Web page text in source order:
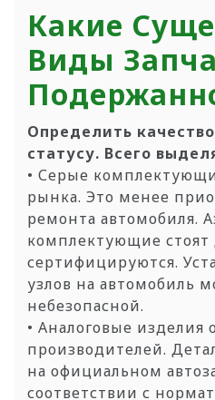
Какие
Виды
Определить
статусу. Всего
• Серые
рынка. Это менее
ремонта автомобиля.
комплектующие
сертифицируются.
узлов на автомобиль
небезопасной.
• Аналоговые изделия
производителей.
на официальном
соответствии с